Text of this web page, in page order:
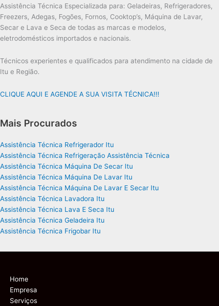
Assistência Técnica Especializada para: Geladeiras, Refrigeradores,
Freezers, Adegas, Fogões, Fornos, Cooktop’s, Máquina de Lavar,
Secar e Lava e Seca de todas as marcas e modelos,
eletrodomésticos importados e nacionais.
Técnicos experientes e qualificados para atendimento na cidade de
Itu e Região.
CLIQUE AQUI E AGENDE A SUA VISITA TÉCNICA!!!
Mais Procurados
Assistência Técnica Refrigerador Itu
Assistência Técnica Refrigeração Assistência Técnica
Assistência Técnica Máquina De Secar Itu
Assistência Técnica Máquina De Lavar Itu
Assistência Técnica Máquina De Lavar E Secar Itu
Assistência Técnica Lavadora Itu
Assistência Técnica Lava E Seca Itu
Assistência Técnica Geladeira Itu
Assistência Técnica Frigobar Itu
Home
Empresa
Serviços